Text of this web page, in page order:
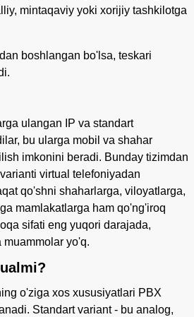
mintaqaviy yoki xorijiy tashkilotga
boshlangan bo'lsa, teskari
ulangan IP va standart
bu ularga mobil va shahar
imkonini beradi. Bunday tizimdan
virtual telefoniyadan
qo'shni shaharlarga, viloyatlarga,
mamlakatlarga ham qo'ng'iroq
sifati eng yuqori darajada,
yo'q.
o'ziga xos xususiyatlari PBX
Standart variant - bu analog,